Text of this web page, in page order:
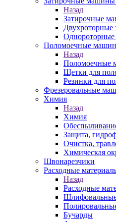
Назад
Затирочные
Поломоечные
Назад
Поломоечные
Щетки для
Резинки для
Фрезеровальные
Химия
Назад
Химия
Защита,
Очистка,
Химическая
Швонарезчики
Расходные
Назад
Расходные
Бучарды